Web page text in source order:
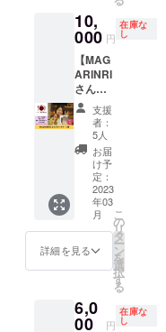
ルダモ
ン、シ
ナモン
・内容
量：5個
・保存
方
法：-18
℃以下
で保存
してく
ださ
い。
2023年
2月～
2024年
1月まで
の1年間
です。
カラダ
いたわ
り堂
https://
karada-
itawari.
hp.pera
ichi.co
m/ 商売
農場 〒
547-
0043 大
阪市平
野東1-
8-6
アーユ
ル
ヴェー
ダはイ
ンドの
伝統医
学であ
り、日
本では
医療に
該当し
ないた
め法令
に基づ
く医
療、診
療行為
ではご
ざいま
※効果に
は個人
内以外
は別途
交通費
をご負
担いた
だきま
す。 ※
アーユ
ヴェー
ダはイ
ンドの
伝統医
学であ
医療に
該当し
ん。 ※
効果に
は個人
い！ ※
事務所
通りに
面した
場所に
掲載い
たしま
すので
常識の
範囲内
でお願
いいた
しま
す。 ※
とは備
考欄に
ださ
い。 ※
ンディ
ングの
目標金
額・期
間・リ
ターン
の相談
②ライ
ターに
よる取
材と文
章の作
成 ③デ
ザイ
ナーに
よるサ
ムネイ
ファン
ディン
そかに
始めよ
うとし
ている
「季節
のわか
やまフ
ルーツ
便」を
クラウ
ドファ
ンディ
ング限
定でお
ためし
してみ
ます！
なって
追加！
10,
000 円
在庫な
し
【MAG
ARINRI
さんで
ランチ
デート
権】 い
つもお
世話に
なって
MAGA
RINRIさ
んで一
緒にチ
キン南
蛮ラン
べよ
う！権
支援
者：
5人
お届
け予
定：
2023
年03
月
詳細を見る
こ
の
リ
タ
ー
ン
を
選
択
す
る
6,0
00 円
在庫な
し